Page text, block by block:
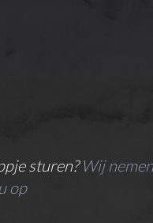
sturen? Wij
op